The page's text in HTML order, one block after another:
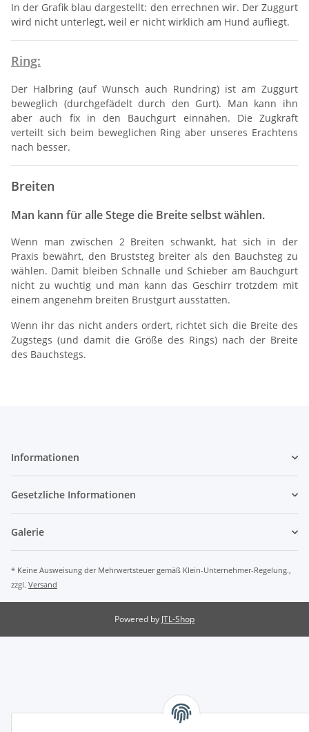
In der Grafik blau dargestellt: den errechnen wir. Der Zuggurt
wird nicht unterlegt, weil er nicht wirklich am Hund aufliegt.
Ring:
Der Halbring (auf Wunsch auch Rundring) ist am Zuggurt
beweglich (durchgefädelt durch den Gurt). Man kann ihn
aber auch fix in den Bauchgurt einnähen. Die Zugkraft
verteilt sich beim beweglichen Ring aber unseres Erachtens
nach besser.
Breiten
Man kann für alle Stege die Breite selbst wählen.
Wenn man zwischen 2 Breiten schwankt, hat sich in der
Praxis bewährt, den Bruststeg breiter als den Bauchsteg zu
wählen. Damit bleiben Schnalle und Schieber am Bauchgurt
nicht zu wuchtig und man kann das Geschirr trotzdem mit
einem angenehm breiten Brustgurt ausstatten.
Wenn ihr das nicht anders ordert, richtet sich die Breite des
Zugstegs (und damit die Größe des Rings) nach der Breite
des Bauchstegs.
Informationen
Gesetzliche Informationen
Galerie
* Keine Ausweisung der Mehrwertsteuer gemäß Klein-Unternehmer-Regelung.,
zzgl. Versand
Powered by JTL-Shop